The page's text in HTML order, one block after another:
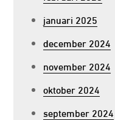
januari 2025
december 2024
november 2024
oktober 2024
september 2024